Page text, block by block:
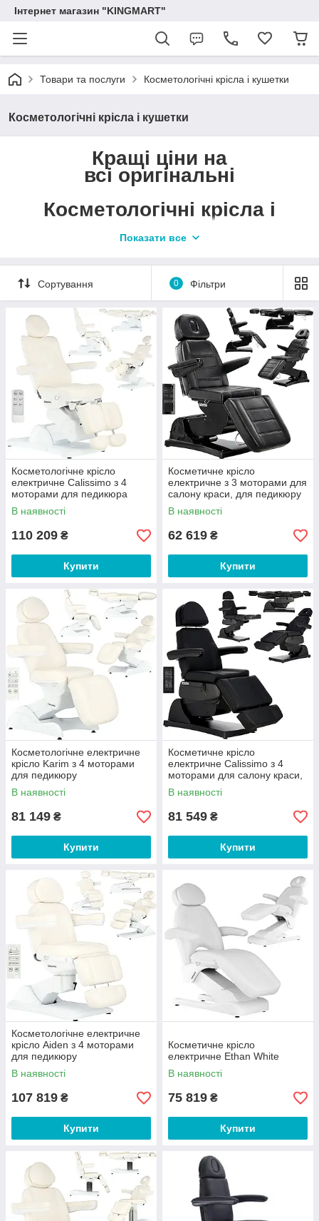
Інтернет магазин "KINGMART"
Товари та послуги Косметологічні крісла і кушетки
Косметологічні крісла і кушетки
Кращі ціни на
всі оригінальні
Косметологічні крісла і
Гарантія якості KINGMART:
Це лояльна ціна від постачальника;
Це індивідуальний підхід до клієнта;
Це комфортна доставка по вигідним
тарифом.
Показати все
Сортування 0 Фільтри
Косметологічне крісло
електричне Calissimo з 4
моторами для педикюра
В наявності
110 209 ₴
Купити
Косметичне крісло
електричне з 3 моторами для
салону краси, для педикюру
Black
В наявності
62 619 ₴
Купити
Косметологічне електричне
крісло Karim з 4 моторами
для педикюру
В наявності
81 149 ₴
Купити
Косметичне крісло
електричне Calissimo з 4
моторами для салону краси,
для педикюру Black
В наявності
81 549 ₴
Купити
Косметологічне електричне
крісло Aiden з 4 моторами
для педикюру
В наявності
107 819 ₴
Купити
Косметичне крісло
електричне Ethan White
В наявності
75 819 ₴
Купити